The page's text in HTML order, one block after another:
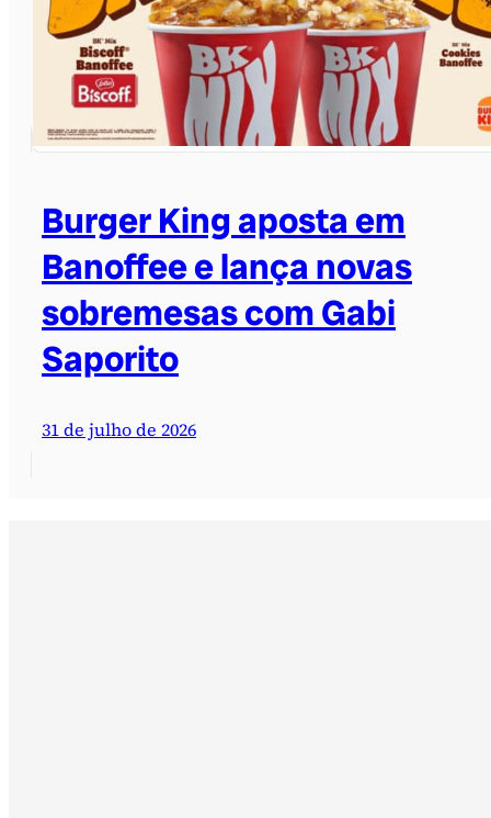
Burger King aposta em
Banoffee e lança novas
sobremesas com Gabi
Saporito
31 de julho de 2026